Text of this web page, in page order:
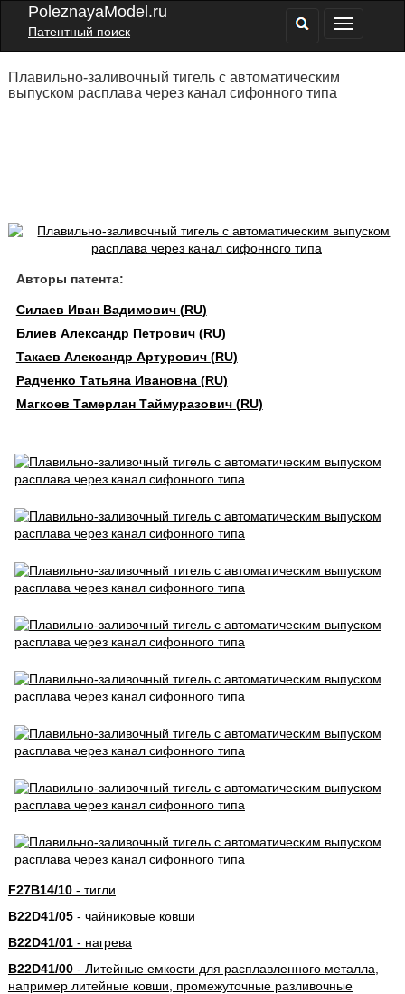
PoleznayaModel.ru
Патентный поиск
Плавильно-заливочный тигель с автоматическим
выпуском расплава через канал сифонного типа
Авторы патента:
Силаев Иван Вадимович (RU)
Блиев Александр Петрович (RU)
Такаев Александр Артурович (RU)
Радченко Татьяна Ивановна (RU)
Магкоев Тамерлан Таймуразович (RU)
F27B14/10- тигли
B22D41/05- чайниковые ковши
B22D41/01- нагрева
B22D41/00- Литейные емкости для расплавленного металла,
например литейные ковши, промежуточные разливочные